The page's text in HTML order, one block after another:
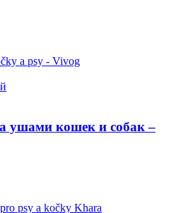
ушами кошек и собак –